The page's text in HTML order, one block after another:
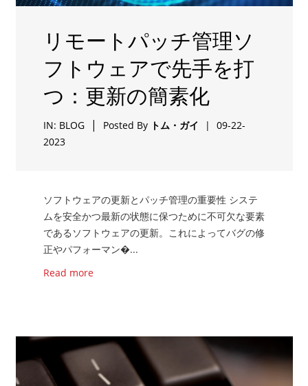
リモートパッチ管理ソ
フトウェアで先手を打
つ：更新の簡素化
IN: BLOG | Posted By トム・ガイ |
09-22-
2023
ソフトウェアの更新とパッチ管理の重要性 システ
ムを安全かつ最新の状態に保つために不可欠な要素
であるソフトウェアの更新。これによってバグの修
正やパフォーマン�...
Read more